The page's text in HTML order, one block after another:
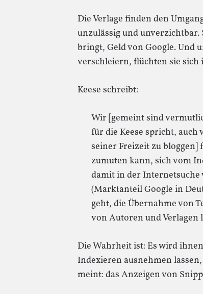
Die Verlage finden den
unzulässig und
bringt, Geld von Google. Und
verschleiern, flüchten sie sich
Keese schreibt:
Wir [gemeint sind
für die Keese spricht,
seiner Freizeit zu bloggen]
zumuten kann, sich vom
damit in der Internetsuche
(Marktanteil Google in
geht, die Übernahme von
von Autoren und
Die Wahrheit ist: Es wird ihnen
Indexieren ausnehmen
meint: das Anzeigen von